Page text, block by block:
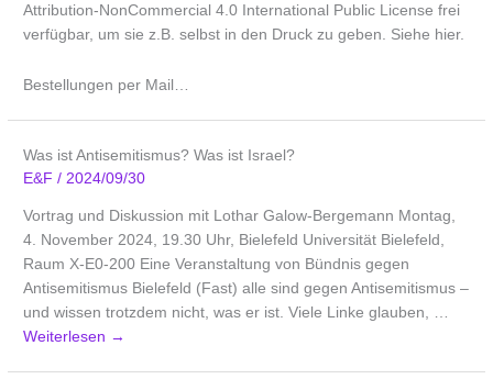
Attribution-NonCommercial 4.0 International Public License frei
verfügbar, um sie z.B. selbst in den Druck zu geben. Siehe hier.
Bestellungen per Mail…
Was ist Antisemitismus? Was ist Israel?
E&F/ 2024/09/30
Vortrag und Diskussion mit Lothar Galow-Bergemann Montag,
4. November 2024, 19.30 Uhr, Bielefeld Universität Bielefeld,
Raum X-E0-200 Eine Veranstaltung von Bündnis gegen
Antisemitismus Bielefeld (Fast) alle sind gegen Antisemitismus –
und wissen trotzdem nicht, was er ist. Viele Linke glauben, …
Weiterlesen →